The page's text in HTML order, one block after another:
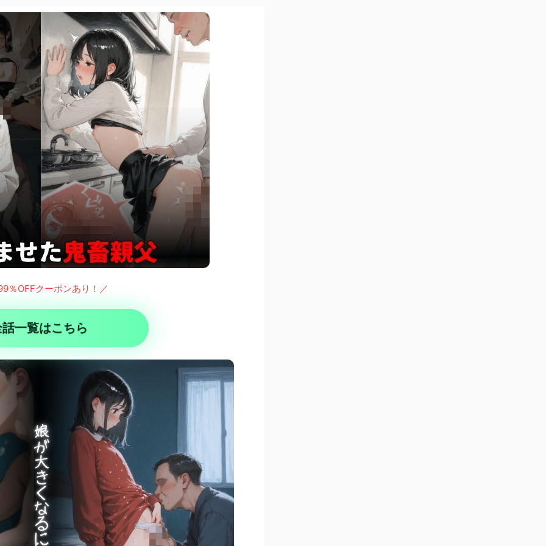
％OFFクーポンあり！／
一覧はこちら